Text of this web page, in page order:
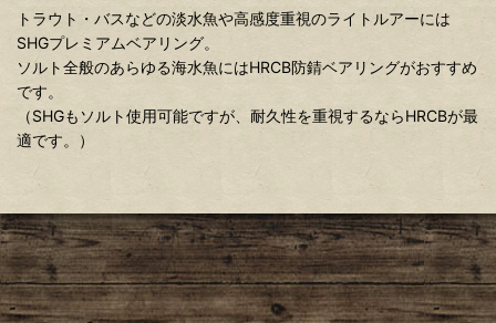
トラウト・バスなどの淡水魚や高感度重視のライトルアーには
SHGプレミアムベアリング。
ソルト全般のあらゆる海水魚にはHRCB防錆ベアリングがおすすめ
です。
（SHGもソルト使用可能ですが、耐久性を重視するならHRCBが最
適です。）